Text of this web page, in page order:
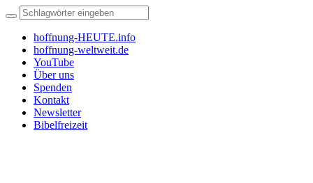
hoffnung-HEUTE.info
hoffnung-weltweit.de
YouTube
Über uns
Spenden
Kontakt
Newsletter
Bibelfreizeit